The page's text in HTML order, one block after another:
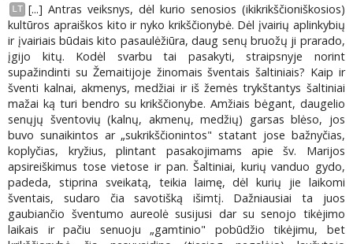
LT [...] Antras veiksnys, dėl kurio senosios (ikikrikščioniškosios)
kultūros apraiškos kito ir nyko krikščionybė. Dėl įvairių aplinkybių
ir įvairiais būdais kito pasaulėžiūra, daug senų bruožų ji prarado,
įgijo kitų. Kodėl svarbu tai pasakyti, straipsnyje norint
supažindinti su Žemaitijoje žinomais šventais šaltiniais? Kaip ir
šventi kalnai, akmenys, medžiai ir iš žemės trykštantys šaltiniai
mažai ką turi bendro su krikščionybe. Amžiais bėgant, daugelio
senųjų šventovių (kalnų, akmenų, medžių) garsas blėso, jos
buvo sunaikintos ar „sukrikščionintos" statant jose bažnyčias,
koplyčias, kryžius, plintant pasakojimams apie šv. Marijos
apsireiškimus tose vietose ir pan. Šaltiniai, kurių vanduo gydo,
padeda, stiprina sveikatą, teikia laimę, dėl kurių jie laikomi
šventais, sudaro čia savotišką išimtį. Dažniausiai ta juos
gaubiančio šventumo aureolė susijusi dar su senojo tikėjimo
laikais ir pačiu senuoju „gamtinio" pobūdžio tikėjimu, bet